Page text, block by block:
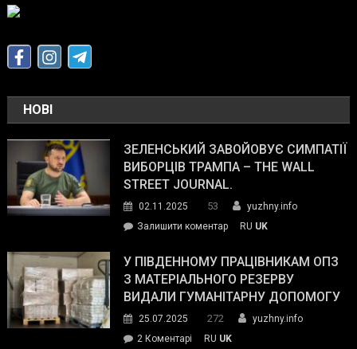
НОВІ
ЗЕЛЕНСЬКИЙ ЗАВОЙОВУЄ СИМПАТІЇ
ВИБОРЦІВ ТРАМПА – THE WALL
STREET JOURNAL.
02.11.2025 53
yuzhny.info
Залишити коментарon
завойовує
симпатії
виборців
The
RU UK
У ПІВДЕННОМУ ПРАЦІВНИКАМ ОПЗ
З МАТЕРІАЛЬНОГО РЕЗЕРВУ
ВИДАЛИ ГУМАНІТАРНУ ДОПОМОГУ
25.07.2025 272
yuzhny.info
2 Коментарі
RU UK